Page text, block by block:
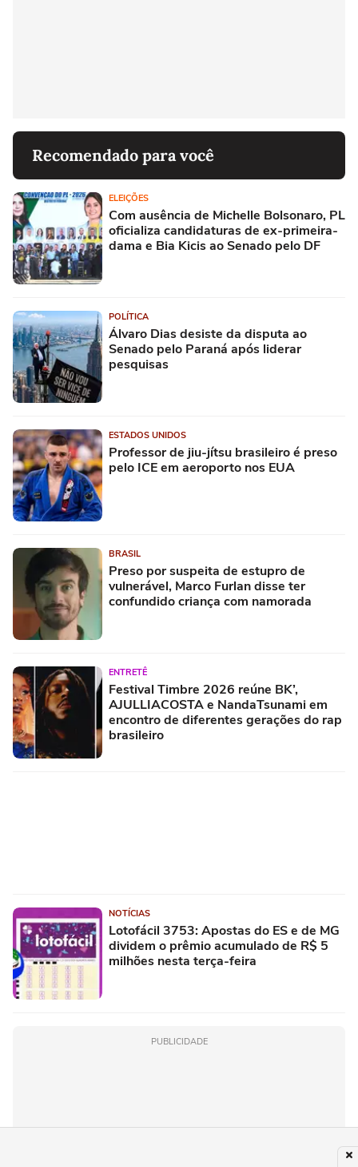
Recomendado para você
ELEIÇÕES
Com ausência de Michelle Bolsonaro, PL
oficializa candidaturas de ex-primeira-
dama e Bia Kicis ao Senado pelo DF
POLÍTICA
Álvaro Dias desiste da disputa ao
Senado pelo Paraná após liderar
pesquisas
ESTADOS UNIDOS
Professor de jiu-jítsu brasileiro é preso
pelo ICE em aeroporto nos EUA
BRASIL
Preso por suspeita de estupro de
vulnerável, Marco Furlan disse ter
confundido criança com namorada
ENTRETÊ
Festival Timbre 2026 reúne BK’,
AJULLIACOSTA e NandaTsunami em
encontro de diferentes gerações do rap
brasileiro
NOTÍCIAS
Lotofácil 3753: Apostas do ES e de MG
dividem o prêmio acumulado de R$ 5
milhões nesta terça-feira
PUBLICIDADE